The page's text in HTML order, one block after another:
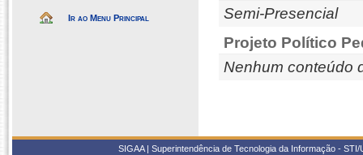
Ir ao Menu Principal
Semi-Presencial
Projeto Político
Nenhum conteúdo
SIGAA | Superintendência de Tecnologia da Informação -